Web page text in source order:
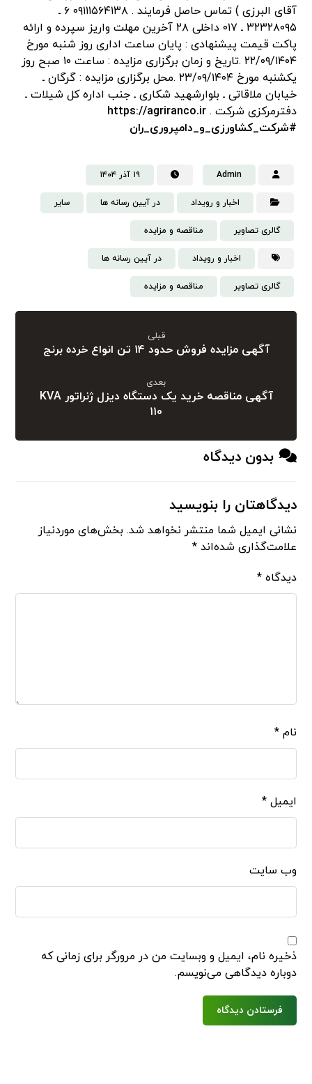
آقای البرزی ) تماس حاصل فرمایند . ۰۹۱۱۱۵۶۴۱۳۸ ۶ ـ
۳۲۳۲۸۰۹۵ ـ ۰۱۷ داخلی ۲۸ آخرین مهلت واریز سپرده و ارائه
پاکت قیمت پیشنهادی : پایان ساعت اداری روز شنبه مورخ
۲۲/۰۹/۱۴۰۴ .تاریخ و زمان برگزاری مزایده : ساعت ۱۰ صبح روز
یکشنبه مورخ ۲۳/۰۹/۱۴۰۴ .محل برگزاری مزایده : گرگان ـ
خیابان ملاقاتی ـ بلوارشهید شکاری ـ ‌جنب اداره کل شیلات ـ
دفترمرکزی شرکت .https://agriranco.ir
#شرکت_کشاورزی_و_دامپروری_ران
Admin ۱۹ آذر ۱۴۰۴
اخبار و رویداد در آیین رسانه ها سایر
گالری تصاویر مناقصه و مزایده
اخبار و رویداد در آیین رسانه ها
گالری تصاویر مناقصه و مزایده
قبلی
آگهی مزایده فروش حدود ۱۴ تن انواع خرده برنج
بعدی
آگهی مناقصه خرید یک دستگاه دیزل ژنراتور KVA
۱۱۰
بدون دیدگاه
دیدگاهتان را بنویسید
نشانی ایمیل شما منتشر نخواهد شد. بخش‌های موردنیاز
علامت‌گذاری شده‌اند*
دیدگاه*
نام*
ایمیل*
وب‌ سایت
ذخیره نام، ایمیل و وبسایت من در مرورگر برای زمانی که
دوباره دیدگاهی می‌نویسم.
فرستادن دیدگاه